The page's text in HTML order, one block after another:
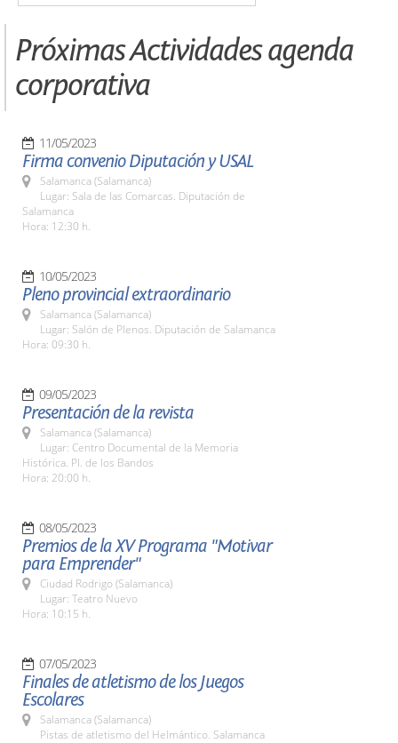
Próximas Actividades agenda
corporativa
11/05/2023
Firma convenio Diputación y USAL
Salamanca (Salamanca)
Lugar: Sala de las Comarcas. Diputación de
Salamanca
Hora: 12:30 h.
10/05/2023
Pleno provincial extraordinario
Salamanca (Salamanca)
Lugar: Salón de Plenos. Diputación de Salamanca
Hora: 09:30 h.
09/05/2023
Presentación de la revista
Salamanca (Salamanca)
Lugar: Centro Documental de la Memoria
Histórica. Pl. de los Bandos
Hora: 20:00 h.
08/05/2023
Premios de la XV Programa "Motivar
para Emprender"
Ciudad Rodrigo (Salamanca)
Lugar: Teatro Nuevo
Hora: 10:15 h.
07/05/2023
Finales de atletismo de los Juegos
Escolares
Salamanca (Salamanca)
Pistas de atletismo del Helmántico. Salamanca